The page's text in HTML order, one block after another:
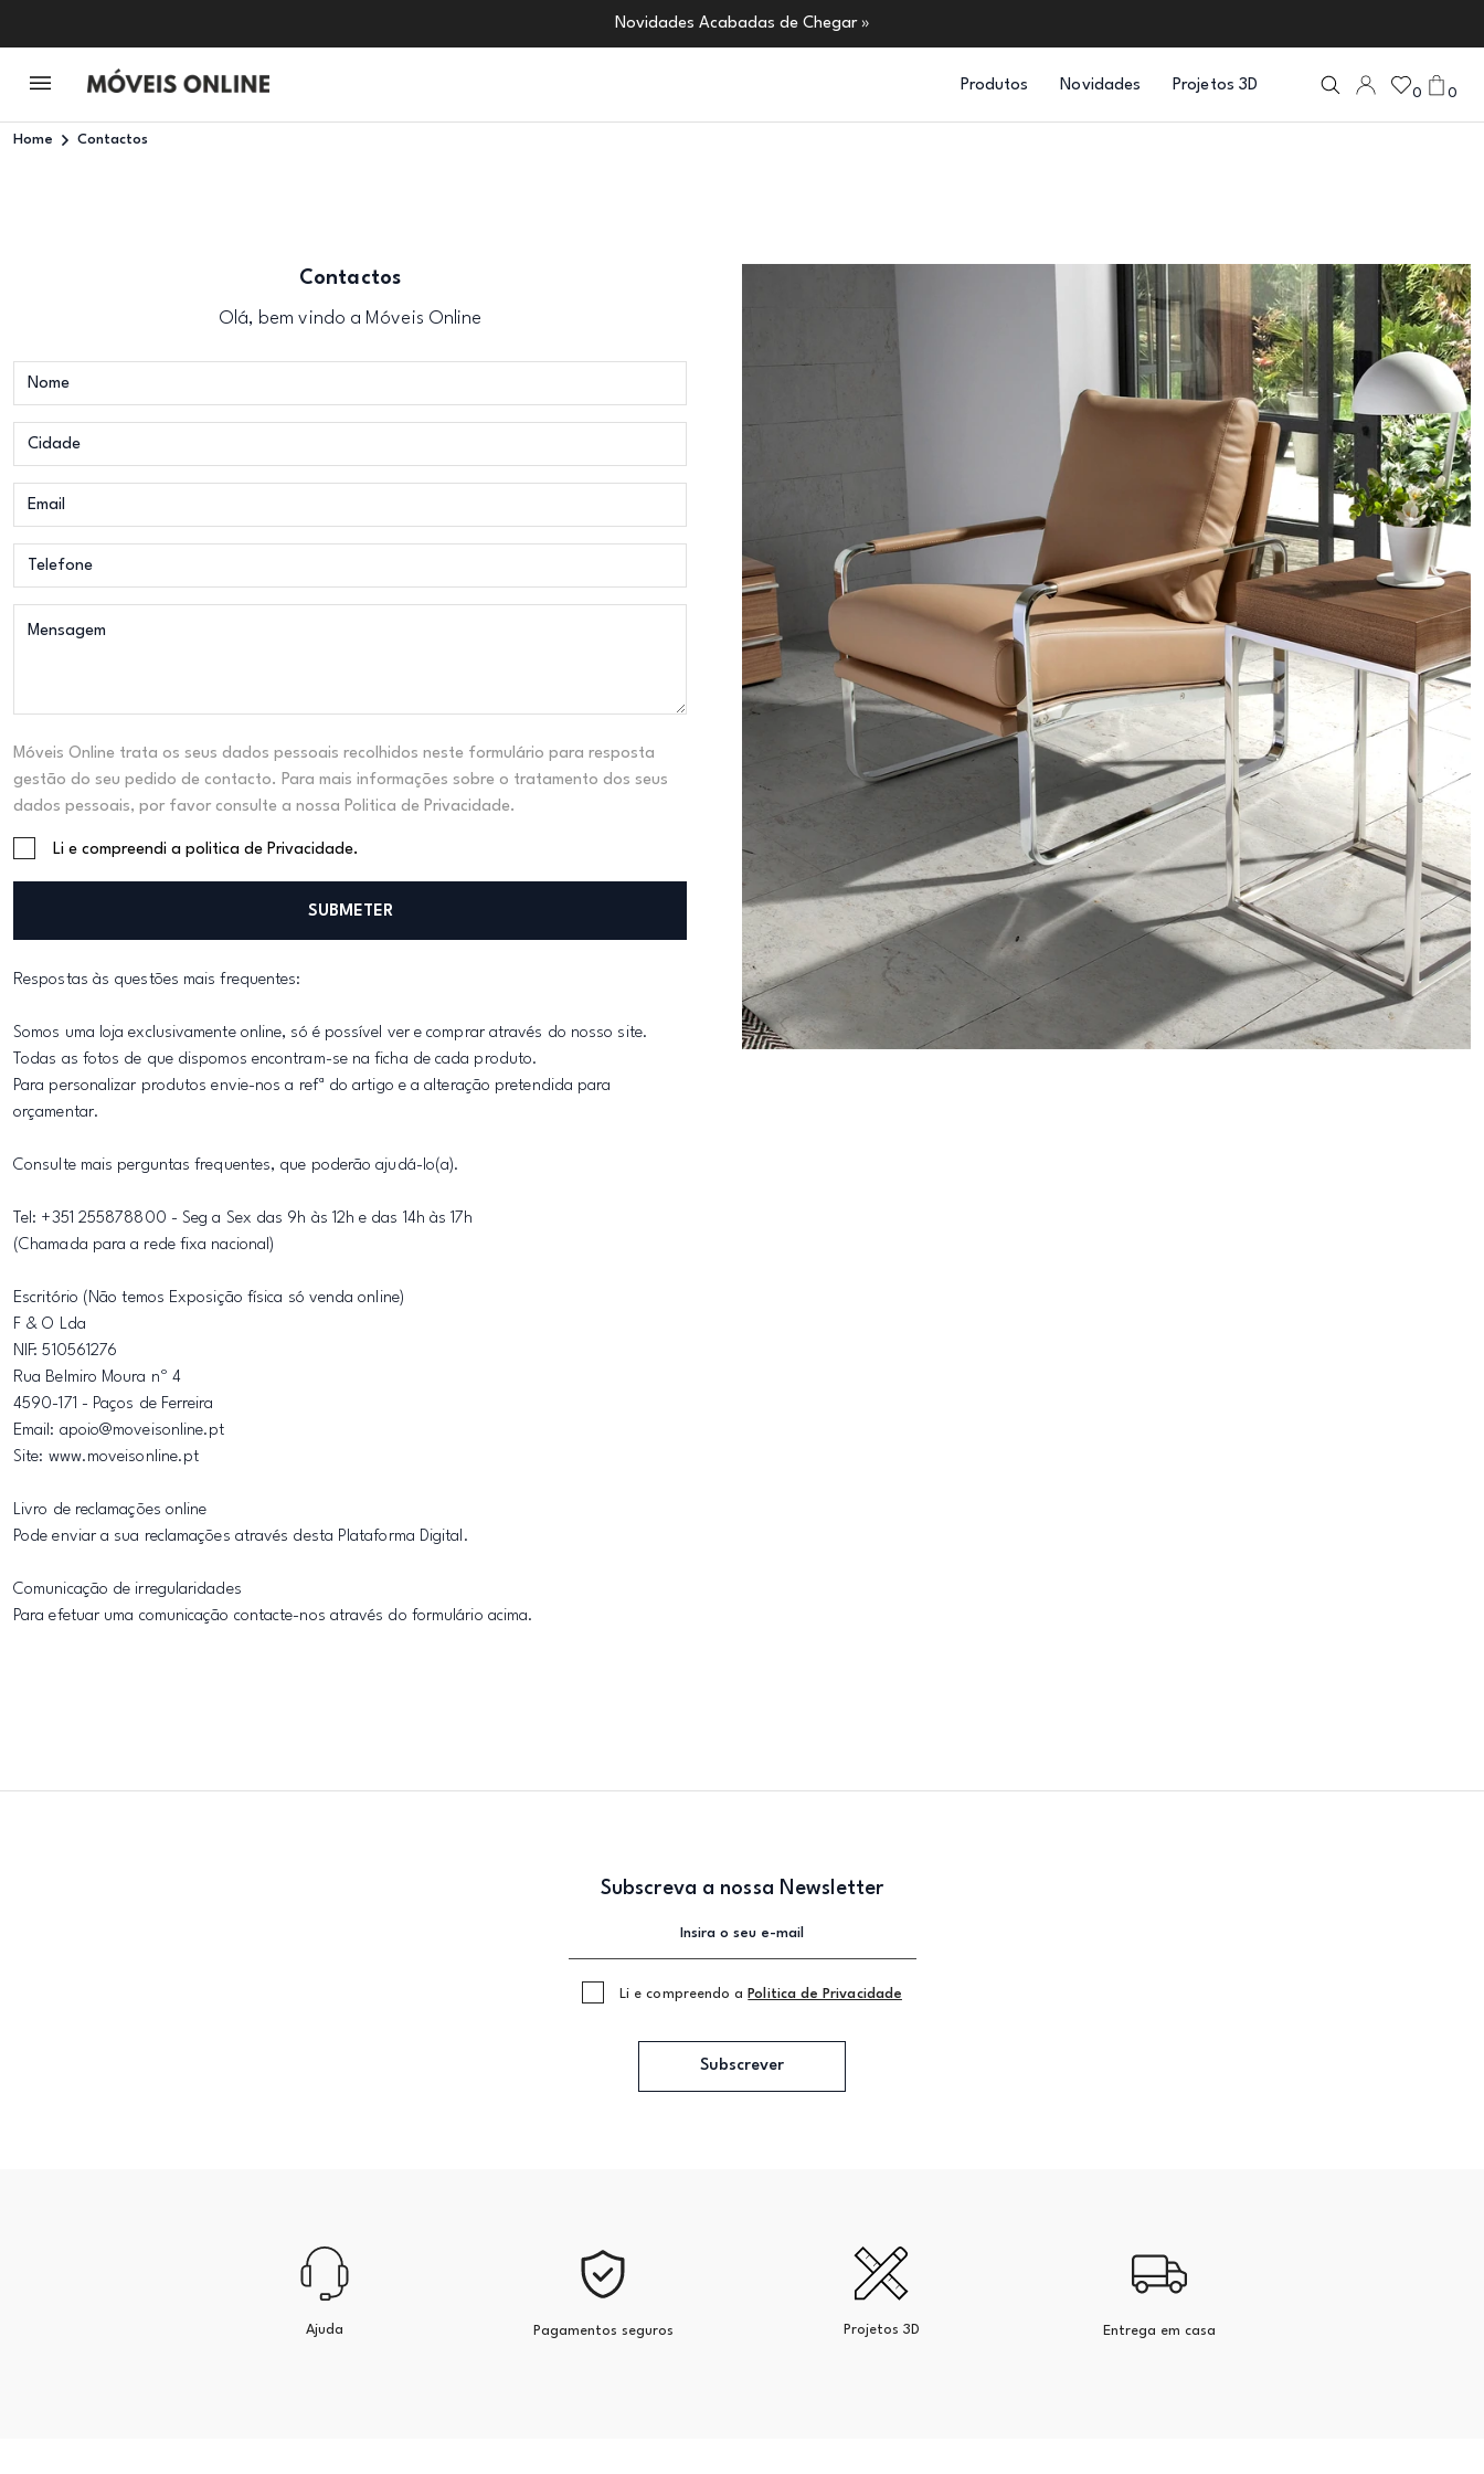
Novidades Acabadas de Chegar »
Produtos Novidades Projetos 3D 0 0
Home Contactos
Contactos
Olá, bem vindo a Móveis Online
Móveis Online trata os seus dados pessoais recolhidos neste formulário para resposta
gestão do seu pedido de contacto. Para mais informações sobre o tratamento dos seus
dados pessoais, por favor consulte a nossa Politica de Privacidade.
Li e compreendi a politica de Privacidade.
SUBMETER
Respostas às questões mais frequentes:
Somos uma loja exclusivamente online, só é possível ver e comprar através do nosso site.
Todas as fotos de que dispomos encontram-se na ficha de cada produto.
Para personalizar produtos envie-nos a refª do artigo e a alteração pretendida para
orçamentar.
Consulte mais perguntas frequentes, que poderão ajudá-lo(a).
Tel: +351 255878800 - Seg a Sex das 9h às 12h e das 14h às 17h
(Chamada para a rede fixa nacional)
Escritório (Não temos Exposição física só venda online)
F & O Lda
NIF: 510561276
Rua Belmiro Moura nº 4
4590-171 - Paços de Ferreira
Email: apoio@moveisonline.pt
Site: www.moveisonline.pt
Livro de reclamações online
Pode enviar a sua reclamações através desta Plataforma Digital.
Comunicação de irregularidades
Para efetuar uma comunicação contacte-nos através do formulário acima.
Subscreva a nossa Newsletter
Li e compreendo a Politica de Privacidade
Subscrever
Ajuda Pagamentos seguros Projetos 3D Entrega em casa